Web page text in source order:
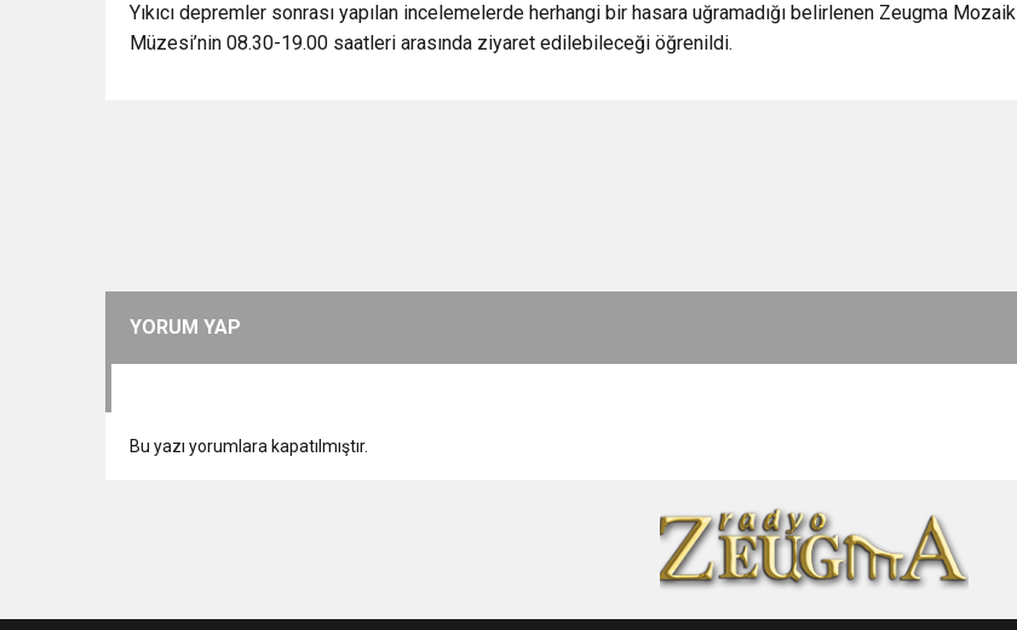
Yıkıcı depremler sonrası yapılan incelemelerde herhangi bir hasara uğramadığı belirlenen Zeugma Mozaik
Müzesi’nin 08.30-19.00 saatleri arasında ziyaret edilebileceği öğrenildi.
YORUM YAP
Bu yazı yorumlara kapatılmıştır.